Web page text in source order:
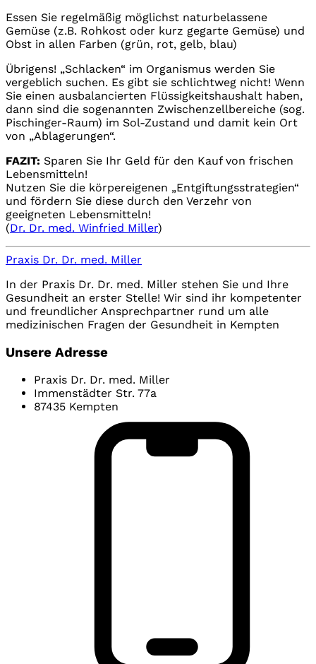
Essen Sie regelmäßig möglichst naturbelassene
Gemüse (z.B. Rohkost oder kurz gegarte Gemüse) und
Obst in allen Farben (grün, rot, gelb, blau)
Übrigens! „Schlacken“ im Organismus werden Sie
vergeblich suchen. Es gibt sie schlichtweg nicht! Wenn
Sie einen ausbalancierten Flüssigkeitshaushalt haben,
dann sind die sogenannten Zwischenzellbereiche (sog.
Pischinger-Raum) im Sol-Zustand und damit kein Ort
von „Ablagerungen“.
FAZIT: Sparen Sie Ihr Geld für den Kauf von frischen
Lebensmitteln!
Nutzen Sie die körpereigenen „Entgiftungsstrategien“
und fördern Sie diese durch den Verzehr von
geeigneten Lebensmitteln!
(Dr. Dr. med. Winfried Miller)
Praxis Dr. Dr. med. Miller
In der Praxis Dr. Dr. med. Miller stehen Sie und Ihre
Gesundheit an erster Stelle! Wir sind ihr kompetenter
und freundlicher Ansprechpartner rund um alle
medizinischen Fragen der Gesundheit in Kempten
Unsere Adresse
Praxis Dr. Dr. med. Miller
Immenstädter Str. 77a
87435 Kempten